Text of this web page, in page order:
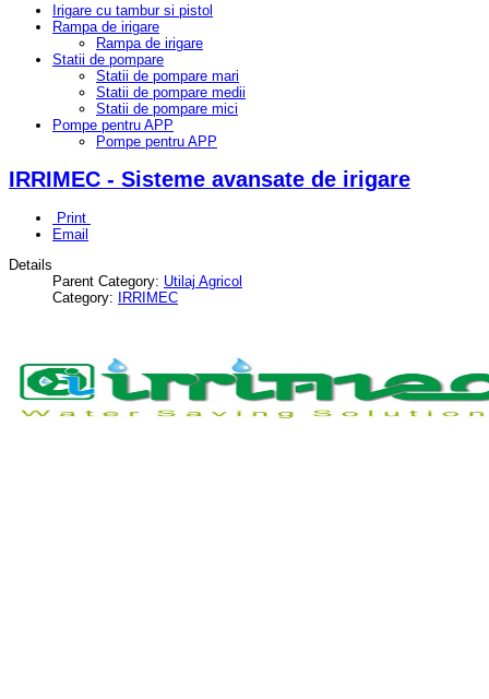
Irigare cu tambur si pistol
Rampa de irigare
Rampa de irigare
Statii de pompare
Statii de pompare mari
Statii de pompare medii
Statii de pompare mici
Pompe pentru APP
Pompe pentru APP
IRRIMEC - Sisteme avansate de irigare
Print
Email
Details
Parent Category: Utilaj Agricol
Category:
IRRIMEC